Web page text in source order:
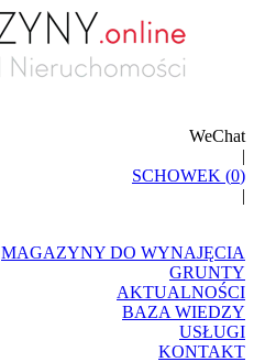
WeChat
|
SCHOWEK (0)
|
MAGAZYNY DO WYNAJĘCIA
GRUNTY
AKTUALNOŚCI
BAZA WIEDZY
USŁUGI
KONTAKT